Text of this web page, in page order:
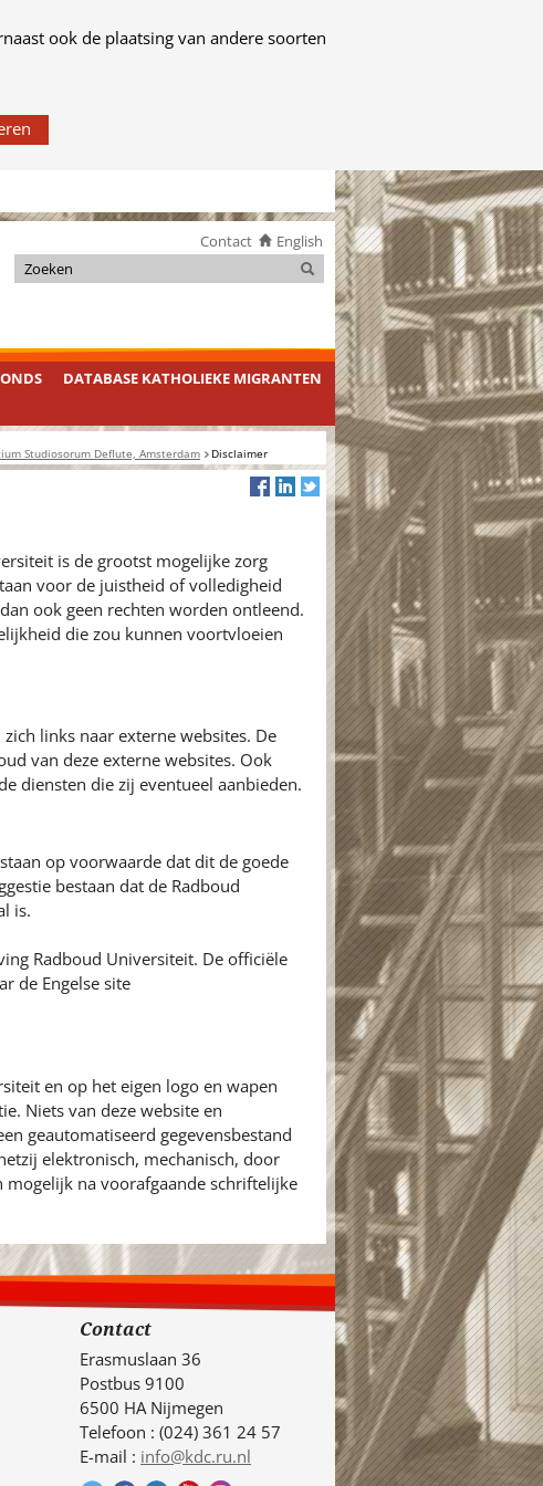
ook de plaatsing van andere soorten
Contact English
Zoeken
Zoeken
DATABASE KATHOLIEKE MIGRANTEN
Studiosorum Deflute, Amsterdam Disclaimer
is de grootst mogelijke zorg
voor de juistheid of volledigheid
ook geen rechten worden ontleend.
die zou kunnen voortvloeien
links naar externe websites. De
van deze externe websites. Ook
diensten die zij eventueel aanbieden.
op voorwaarde dat dit de goede
bestaan dat de Radboud
is.
Radboud Universiteit. De officiële
de Engelse site
en op het eigen logo en wapen
Niets van deze website en
geautomatiseerd gegevensbestand
elektronisch, mechanisch, door
na voorafgaande schriftelijke
Contact
Erasmuslaan 36
Postbus 9100
6500 HA Nijmegen
Telefoon : (024) 361 24 57
E-mail : info@kdc.ru.nl